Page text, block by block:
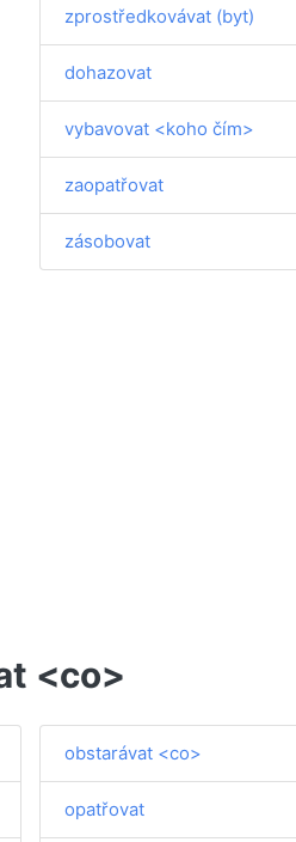
zprostředkovávat (byt)
dohazovat
vybavovat <koho čím>
zaopatřovat
zásobovat
<co>
obstarávat <co>
opatřovat